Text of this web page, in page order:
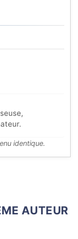
identique.
AUTEUR